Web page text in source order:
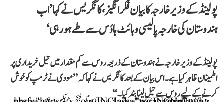
پولینڈ کے وزیر خارجہ کا بیان فکر انگیز، کانگریس نے کہا ’اب
ہندوستان کی خارجہ پالیسی وہائٹ ہاؤس سے طے ہو رہی‘
پولینڈ کے وزیر خارجہ نے ہندوستان کے ذریعہ روس سے کم مقدار میں تیل خریداری پر
اطمینان ظاہر کیا ہے۔ اس بیان کے بعد کانگریس نے کہا کہ ’’مودی نے ٹرمپ کو خوش
کرنے کے لیے روس سے تیل لینا بند کیا۔‘‘